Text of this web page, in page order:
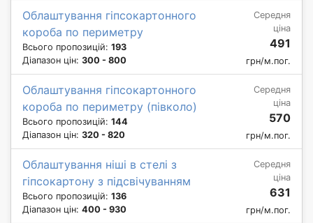
Облаштування гіпсокартонного
короба по периметру
Всього пропозицій: 193
Діапазон цін: 300 - 800
Середня
ціна
491
грн/м.пог.
Облаштування гіпсокартонного
короба по периметру (півколо)
Всього пропозицій: 144
Діапазон цін: 320 - 820
Середня
ціна
570
грн/м.пог.
Облаштування ніші в стелі з
гіпсокартону з підсвічуванням
Всього пропозицій: 136
Діапазон цін: 400 - 930
Середня
ціна
631
грн/м.пог.